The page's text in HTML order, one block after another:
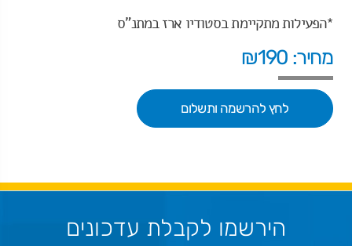
*הפעילות מתקיימת בסטודיו ארז במתנ"ס
מחיר: ₪190
לחץ להרשמה ותשלום
הירשמו לקבלת עדכונים